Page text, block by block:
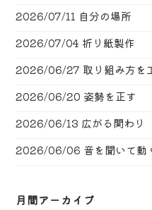
2026/07/11 自分の場所
2026/07/04 折り紙製作
2026/06/27 取り組み方を
2026/06/20 姿勢を正す
2026/06/13 広がる関わり
2026/06/06 音を聞いて動
月間アーカイブ